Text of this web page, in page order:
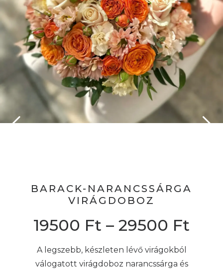
BARACK-NARANCSSÁRGA
VIRÁGDOBOZ
19500 Ft – 29500 Ft
A legszebb, készleten lévő virágokból
válogatott virágdoboz narancssárga és